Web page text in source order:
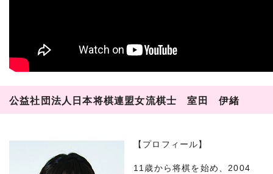
公益社団法人日本将棋連盟女流棋士 室田 伊緒
【プロフィール】
11歳から将棋を始め、2004